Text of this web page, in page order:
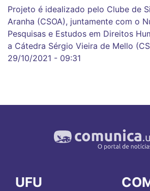
Projeto é idealizado pelo Clube de
Aranha (CSOA), juntamente com o
Pesquisas e Estudos em Direitos
a Cátedra Sérgio Vieira de Mello
29/10/2021 - 09:31
UFU